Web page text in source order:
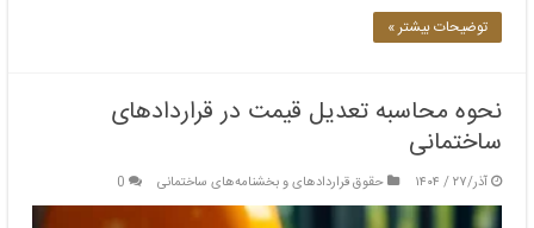
توضیحات بیشتر »
نحوه محاسبه تعدیل قیمت در قراردادهای
ساختمانی
آذر/۲۷ / ۱۴۰۴ حقوق قراردادهای و بخشنامه‌های ساختمانی 0